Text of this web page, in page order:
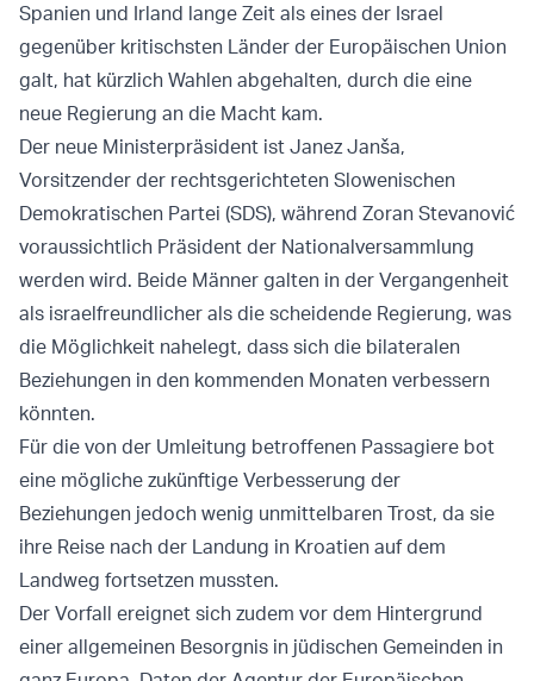
Spanien und Irland lange Zeit als eines der Israel
gegenüber kritischsten Länder der Europäischen Union
galt, hat kürzlich Wahlen abgehalten, durch die eine
neue Regierung an die Macht kam.
Der neue Ministerpräsident ist Janez Janša,
Vorsitzender der rechtsgerichteten Slowenischen
Demokratischen Partei (SDS), während Zoran Stevanović
voraussichtlich Präsident der Nationalversammlung
werden wird. Beide Männer galten in der Vergangenheit
als israelfreundlicher als die scheidende Regierung, was
die Möglichkeit nahelegt, dass sich die bilateralen
Beziehungen in den kommenden Monaten verbessern
könnten.
Für die von der Umleitung betroffenen Passagiere bot
eine mögliche zukünftige Verbesserung der
Beziehungen jedoch wenig unmittelbaren Trost, da sie
ihre Reise nach der Landung in Kroatien auf dem
Landweg fortsetzen mussten.
Der Vorfall ereignet sich zudem vor dem Hintergrund
einer allgemeinen Besorgnis in jüdischen Gemeinden in